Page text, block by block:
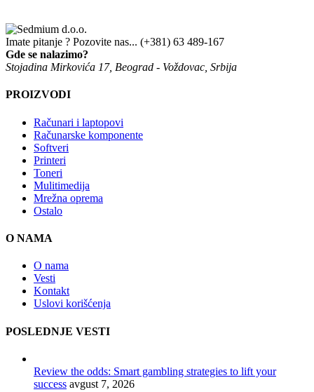
Imate pitanje ? Pozovite nas... (+381) 63 489-167
Gde se nalazimo?
Stojadina Mirkovića 17, Beograd - Voždovac, Srbija
PROIZVODI
Računari i laptopovi
Računarske komponente
Softveri
Printeri
Toneri
Mulitimedija
Mrežna oprema
Ostalo
O NAMA
O nama
Vesti
Kontakt
Uslovi korišćenja
POSLEDNJE VESTI
Review the odds: Smart gambling strategies to lift your
success avgust 7, 2026